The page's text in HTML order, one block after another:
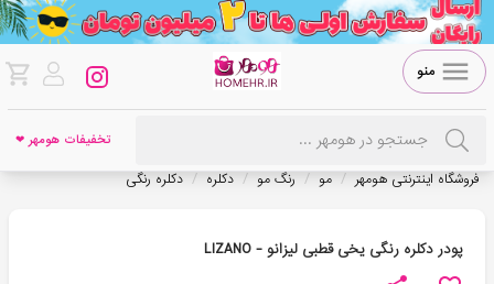
منو
تخفیفات هومهر ❤
فروشگاه اینترنتی هومهر / مو / رنگ مو / دکلره / دکلره رنگی
پودر دکلره رنگی یخی قطبی لیزانو - LIZANO